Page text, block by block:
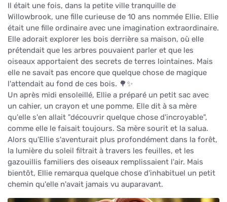
Il était une fois, dans la petite ville tranquille de
Willowbrook, une fille curieuse de 10 ans nommée Ellie. Ellie
était une fille ordinaire avec une imagination extraordinaire.
Elle adorait explorer les bois derrière sa maison, où elle
prétendait que les arbres pouvaient parler et que les
oiseaux apportaient des secrets de terres lointaines. Mais
elle ne savait pas encore que quelque chose de magique
l'attendait au fond de ces bois. 🌳✨
Un après midi ensoleillé, Ellie a préparé un petit sac avec
un cahier, un crayon et une pomme. Elle dit à sa mère
qu'elle s'en allait "découvrir quelque chose d'incroyable",
comme elle le faisait toujours. Sa mère sourit et la salua.
Alors qu'Ellie s'aventurait plus profondément dans la forêt,
la lumière du soleil filtrait à travers les feuilles, et les
gazouillis familiers des oiseaux remplissaient l'air. Mais
bientôt, Ellie remarqua quelque chose d'inhabituel un petit
chemin qu'elle n'avait jamais vu auparavant.